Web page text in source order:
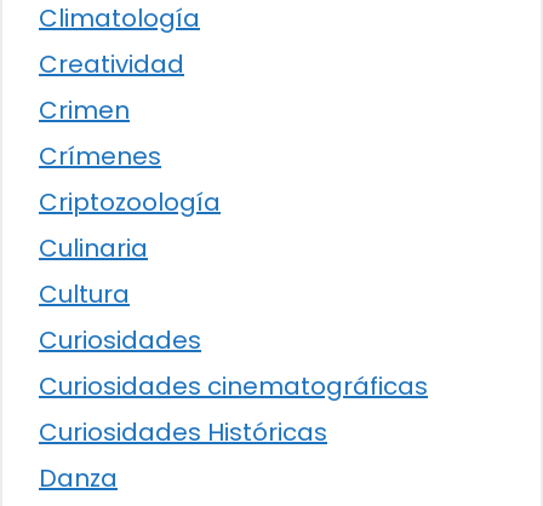
Climatología
Creatividad
Crimen
Crímenes
Criptozoología
Culinaria
Cultura
Curiosidades
Curiosidades cinematográficas
Curiosidades Históricas
Danza